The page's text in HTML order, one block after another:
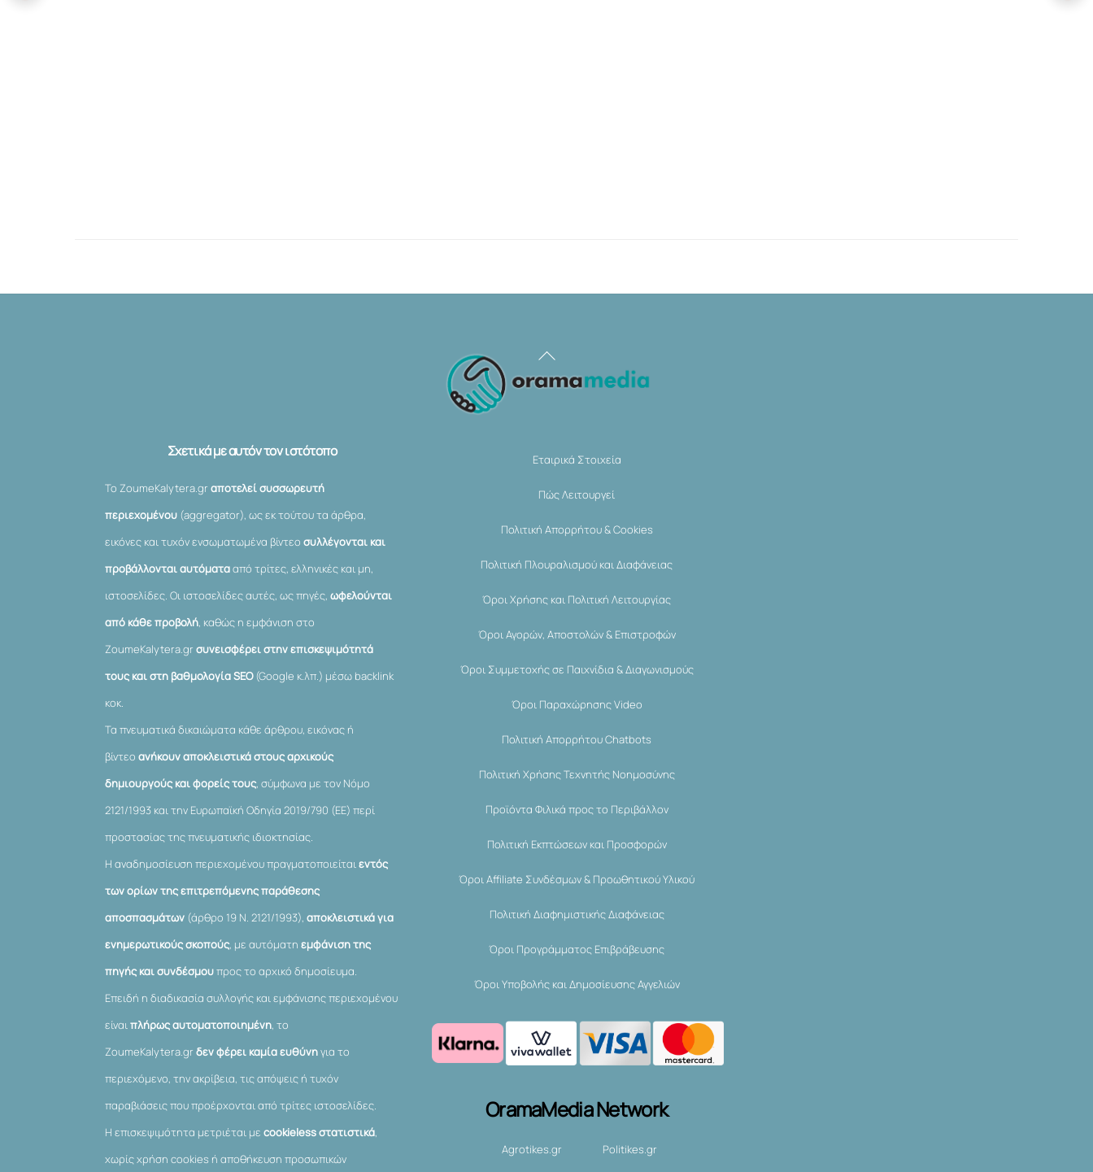
Back
To
Σχετικά με αυτόν τον ιστότοπο
Το ZoumeKalytera.grαποτελεί συσσωρευτή
περιεχομένου (aggregator), ως εκ τούτου τα άρθρα,
εικόνες και τυχόν ενσωματωμένα βίντεοσυλλέγονται και
προβάλλονται αυτόματααπό τρίτες, ελληνικές και μη,
ιστοσελίδες. Οι ιστοσελίδες αυτές, ως πηγές,ωφελούνται
από κάθε προβολή, καθώς η εμφάνιση στο
ZoumeKalytera.gr συνεισφέρει στην επισκεψιμότητά
τους και στη βαθμολογία SEO(Google κ.λπ.) μέσω backlink
κοκ.
Τα πνευματικά δικαιώματα κάθε άρθρου, εικόνας ή
βίντεοανήκουν αποκλειστικά στους αρχικούς
δημιουργούς και φορείς τους, σύμφωνα με τον Νόμο
2121/1993 και την Ευρωπαϊκή Οδηγία 2019/790 (ΕΕ) περί
προστασίας της πνευματικής ιδιοκτησίας.
Η αναδημοσίευση περιεχομένου πραγματοποιείταιεντός
των ορίων της επιτρεπόμενης παράθεσης
αποσπασμάτων (άρθρο 19 Ν. 2121/1993), αποκλειστικά για
ενημερωτικούς σκοπούς, με αυτόματηεμφάνιση της
πηγής και συνδέσμουπρος το αρχικό δημοσίευμα.
Επειδή η διαδικασία συλλογής και εμφάνισης περιεχομένου
είναιπλήρως αυτοματοποιημένη, το
ZoumeKalytera.grδεν φέρει καμία ευθύνηγια το
περιεχόμενο, την ακρίβεια, τις απόψεις ή τυχόν
παραβιάσεις που προέρχονται από τρίτες ιστοσελίδες.
Η επισκεψιμότητα μετριέται μεcookieless στατιστικά,
χωρίς χρήση cookies ή αποθήκευση προσωπικών
Εταιρικά Στοιχεία
Πώς Λειτουργεί
Πολιτική Απορρήτου & Cookies
Πολιτική Πλουραλισμού και Διαφάνειας
Όροι Χρήσης και Πολιτική Λειτουργίας
Όροι Αγορών, Αποστολών & Επιστροφών
Όροι Συμμετοχής σε Παιχνίδια & Διαγωνισμούς
Όροι Παραχώρησης Video
Πολιτική Απορρήτου Chatbots
Πολιτική Χρήσης Τεχνητής Νοημοσύνης
Προϊόντα Φιλικά προς το Περιβάλλον
Πολιτική Εκπτώσεων και Προσφορών
Όροι Affiliate Συνδέσμων & Προωθητικού Υλικού
Πολιτική Διαφημιστικής Διαφάνειας
Όροι Προγράμματος Επιβράβευσης
Όροι Υποβολής και Δημοσίευσης Αγγελιών
OramaMedia Network
Agrotikes.gr Politikes.gr